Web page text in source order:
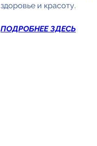
здоровье и красоту.
ПОДРОБНЕЕ ЗДЕСЬ